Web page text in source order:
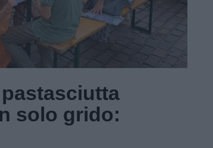
solo grido: